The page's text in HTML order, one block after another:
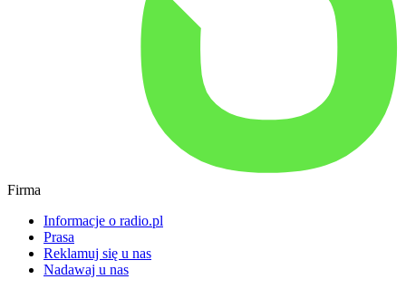
Firma
Informacje o radio.pl
Prasa
Reklamuj się u nas
Nadawaj u nas